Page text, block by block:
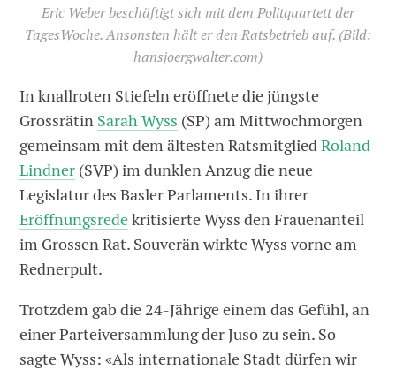
Eric Weber beschäftigt sich mit dem Politquartett der
TagesWoche. Ansonsten hält er den Ratsbetrieb auf. (Bild:
hansjoergwalter.com)
In knallroten Stiefeln eröffnete die jüngste
Grossrätin Sarah Wyss (SP) am Mittwochmorgen
gemeinsam mit dem ältesten RatsmitgliedRoland
Lindner (SVP) im dunklen Anzug die neue
Legislatur des Basler Parlaments. In ihrer
Eröffnungsredekritisierte Wyss den Frauenanteil
im Grossen Rat. Souverän wirkte Wyss vorne am
Rednerpult.
Trotzdem gab die 24-Jährige einem das Gefühl, an
einer Parteiversammlung der Juso zu sein. So
sagte Wyss: «Als internationale Stadt dürfen wir